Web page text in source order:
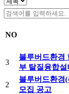
NO
3
블루버드환경
부 탈질융합
2
블루버드환경
모집 공고